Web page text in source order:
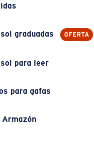
graduadas OFERTA
para leer
para gafas
Armazón